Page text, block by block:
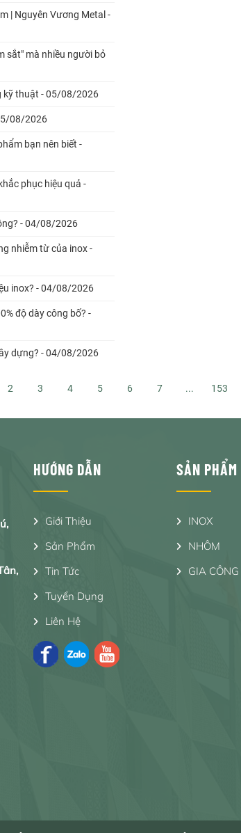
| Nguyên Vương Metal -
sắt" mà nhiều người bỏ
kỹ thuật - 05/08/2026
08/2026
bạn nên biết -
phục hiệu quả -
- 04/08/2026
nhiễm từ của inox -
inox? - 04/08/2026
độ dày công bố? -
dựng? - 04/08/2026
2 3 4 5 6 7 ... 153
HƯỚNG DẪN
Giới Thiệu
Sản Phẩm
Tin Tức
Tuyển Dụng
Liên Hệ
SẢN PHẨM
INOX
NHÔM
GIA CÔNG